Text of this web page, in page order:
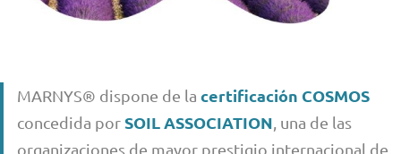
MARNYS® dispone de la certificación COSMOS
concedida porSOIL ASSOCIATION , una de las
organizaciones de mayor prestigio internacional de